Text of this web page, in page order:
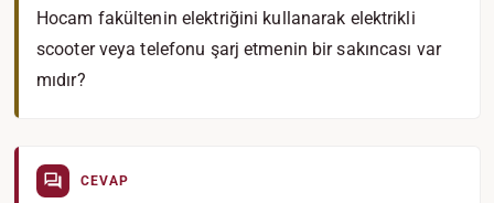
Hocam fakültenin elektriğini kullanarak elektrikli
scooter veya telefonu şarj etmenin bir sakıncası var
mıdır?
CEVAP